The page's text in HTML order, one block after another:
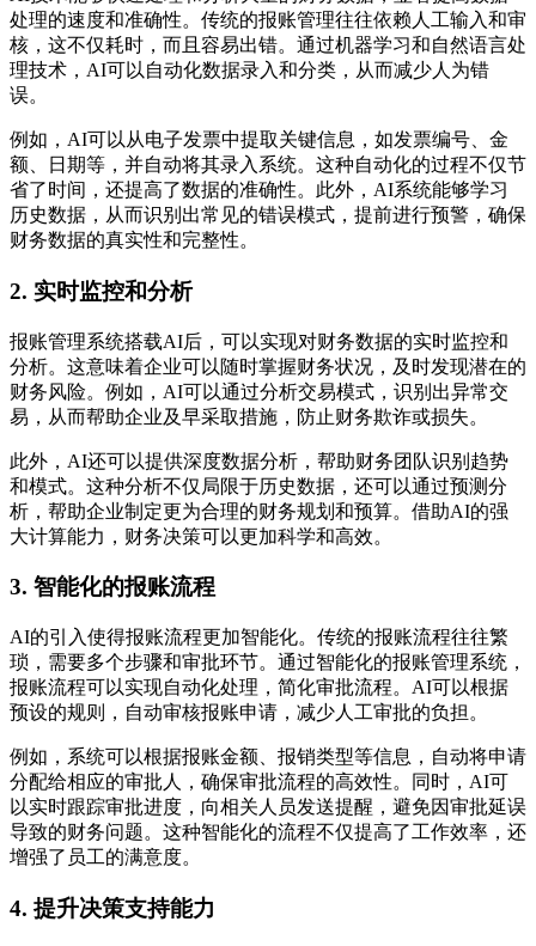
处理的速度和准确性。传统的报账管理往往依赖人工输入和审
核，这不仅耗时，而且容易出错。通过机器学习和自然语言处
理技术，AI可以自动化数据录入和分类，从而减少人为错
误。
例如，AI可以从电子发票中提取关键信息，如发票编号、金
额、日期等，并自动将其录入系统。这种自动化的过程不仅节
省了时间，还提高了数据的准确性。此外，AI系统能够学习
历史数据，从而识别出常见的错误模式，提前进行预警，确保
财务数据的真实性和完整性。
2. 实时监控和分析
报账管理系统搭载AI后，可以实现对财务数据的实时监控和
分析。这意味着企业可以随时掌握财务状况，及时发现潜在的
财务风险。例如，AI可以通过分析交易模式，识别出异常交
易，从而帮助企业及早采取措施，防止财务欺诈或损失。
此外，AI还可以提供深度数据分析，帮助财务团队识别趋势
和模式。这种分析不仅局限于历史数据，还可以通过预测分
析，帮助企业制定更为合理的财务规划和预算。借助AI的强
大计算能力，财务决策可以更加科学和高效。
3. 智能化的报账流程
AI的引入使得报账流程更加智能化。传统的报账流程往往繁
琐，需要多个步骤和审批环节。通过智能化的报账管理系统，
报账流程可以实现自动化处理，简化审批流程。AI可以根据
预设的规则，自动审核报账申请，减少人工审批的负担。
例如，系统可以根据报账金额、报销类型等信息，自动将申请
分配给相应的审批人，确保审批流程的高效性。同时，AI可
以实时跟踪审批进度，向相关人员发送提醒，避免因审批延误
导致的财务问题。这种智能化的流程不仅提高了工作效率，还
增强了员工的满意度。
4. 提升决策支持能力